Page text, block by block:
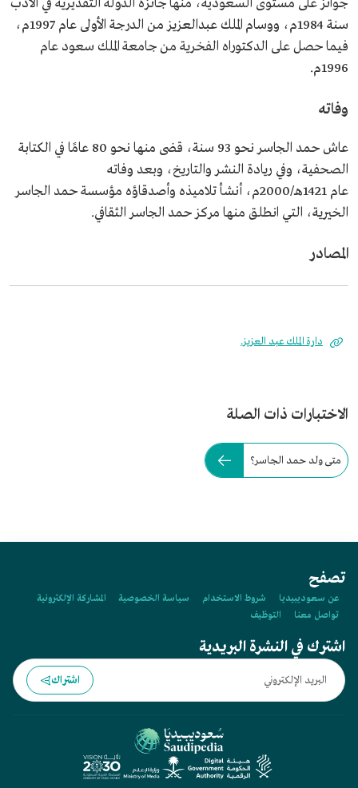
جوائز على مستوى السعودية، منها جائزة الدولة التقديرية في الأدب
سنة 1984م، ووسام الملك عبدالعزيز من الدرجة الأولى عام 1997م،
فيما حصل على الدكتوراه الفخرية من جامعة الملك سعود عام
1996م.
وفاته
عاش حمد الجاسر نحو 93 سنة، قضى منها نحو 80 عامًا في الكتابة
الصحفية، وفي ريادة النشر والتاريخ، وبعد وفاته
عام 1421هـ/2000م، أنشأ تلاميذه وأصدقاؤه مؤسسة حمد الجاسر
الخيرية، التي انطلق منها مركز حمد الجاسر الثقافي.
المصادر
دارة الملك عبد العزيز.
الاختبارات ذات الصلة
متى ولد حمد الجاسر؟
تصفح
عن سعوديبيديا شروط الاستخدام سياسة الخصوصية
المشاركة الإلكترونية
تواصل معنا
التوظيف
اشترك في النشرة البريدية
اشتراك